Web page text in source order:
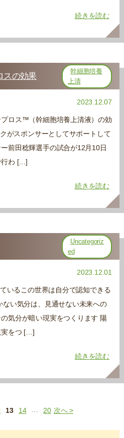
続きを読む
スの効果
幹細胞培養
上清
2023.12.07
ロス™（幹細胞培養上清液）の効
がスポンサーとしてサポートして
前田稔輝選手の試合が12月10日
行わ […]
続きを読む
Uncategoriz
ed
2023.12.01
いるこの世界は自分で認知できる
い気分は、見通せない未来への
気分が暗い現実をつくります 陽
実をつ […]
続きを読む
13 14 20 次へ >